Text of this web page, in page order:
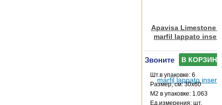
Apavisa Limestone
marfil lappato
Звоните В КОРЗИНУ
Шт.в упаковке: 6
Размер, см: 30x60
М2 в упаковке: 1.063
Ед.измерения: шт.